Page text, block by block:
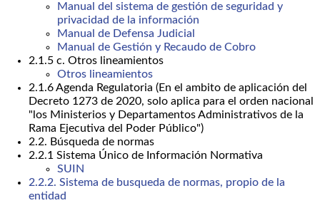
Manual del sistema de gestión de seguridad y
privacidad de la información
Manual de Defensa Judicial
Manual de Gestión y Recaudo de Cobro
2.1.5 c. Otros lineamientos
Otros lineamientos
2.1.6 Agenda Regulatoria (En el ambito de aplicación del
Decreto 1273 de 2020, solo aplica para el orden nacional
"los Ministerios y Departamentos Administrativos de la
Rama Ejecutiva del Poder Público")
2.2. Búsqueda de normas
2.2.1 Sistema Único de Información Normativa
SUIN
2.2.2. Sistema de busqueda de normas, propio de la
entidad